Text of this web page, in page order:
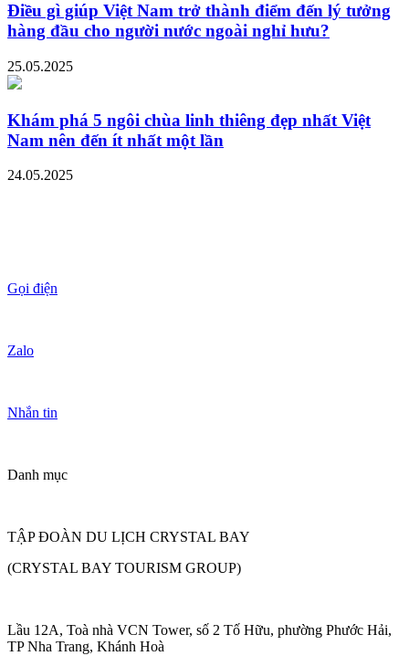
Điều gì giúp Việt Nam trở thành điểm đến lý tưởng
hàng đầu cho người nước ngoài nghỉ hưu?
25.05.2025
Khám phá 5 ngôi chùa linh thiêng đẹp nhất Việt
Nam nên đến ít nhất một lần
24.05.2025
Gọi điện
Zalo
Nhắn tin
Danh mục
TẬP ĐOÀN DU LỊCH CRYSTAL BAY
(CRYSTAL BAY TOURISM GROUP)
Lầu 12A, Toà nhà VCN Tower, số 2 Tố Hữu, phường Phước Hải,
TP Nha Trang, Khánh Hoà